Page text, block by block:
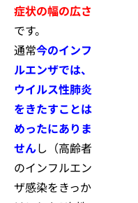
症状の幅の広さ
です。
通常今のインフ
ルエンザでは、
ウイルス性肺炎
をきたすことは
めったにありま
せんし（高齢者
のインフルエン
ザ感染をきっか